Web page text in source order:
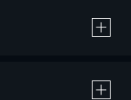
作品の購入 / レンタルです。